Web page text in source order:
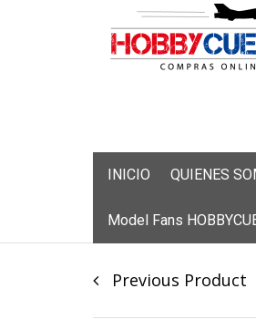
INICIO QUIENES
Model Fans
Post
Previous Product